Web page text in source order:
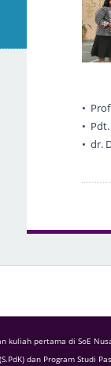
•
•
• dr.
kuliah pertama di SoE
dan Program Studi